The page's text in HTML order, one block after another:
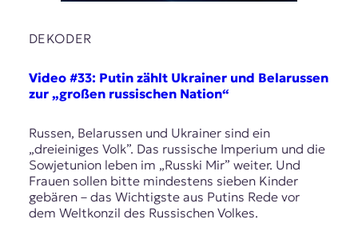
DEKODER
Video #33: Putin zählt Ukrainer und Belarussen
zur „großen russischen Nation“
Russen, Belarussen und Ukrainer sind ein
„dreieiniges Volk”. Das russische Imperium und die
Sowjetunion leben im „Russki Mir” weiter. Und
Frauen sollen bitte mindestens sieben Kinder
gebären – das Wichtigste aus Putins Rede vor
dem Weltkonzil des Russischen Volkes.